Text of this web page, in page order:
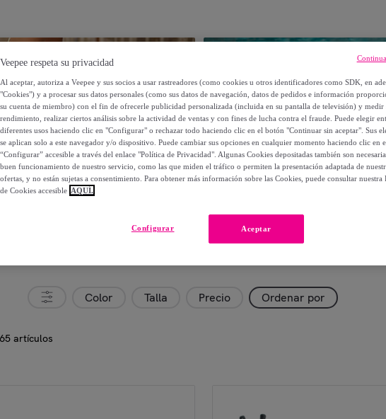
Color Talla Precio Ordenar por
65 artículos
Veepee respeta su privacidad
Al aceptar, autoriza a Veepee y sus socios a usar rastreadores (como cookies u otros identificadores como SDK, en
"Cookies") y a procesar sus datos personales (como sus datos de navegación, datos de pedidos e información
su cuenta de miembro) con el fin de ofrecerle publicidad personalizada (incluida en su pantalla de televisión) y medir
rendimiento, realizar ciertos análisis sobre la actividad de ventas y con fines de lucha contra el fraude. Puede elegir
diferentes usos haciendo clic en "Configurar" o rechazar todo haciendo clic en el botón "Continuar sin aceptar". Sus
se aplican solo a este navegador y/o dispositivo. Puede cambiar sus opciones en cualquier momento haciendo clic en
“Configurar” accesible a través del enlace "Política de Privacidad". Algunas Cookies depositadas también son
buen funcionamiento de nuestro servicio, como las que miden el tráfico o permiten la presentación adaptada de
ofertas, y no están sujetas a consentimiento. Para obtener más información sobre las Cookies, puede consultar nuestra
de Cookies accesible AQUÍ.
Aceptar
Configurar